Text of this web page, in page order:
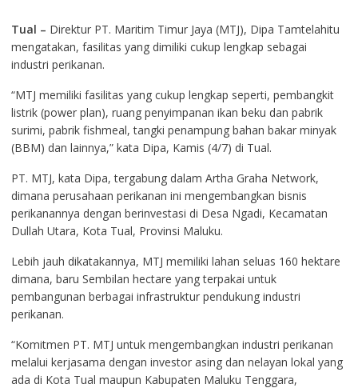
Tual – Direktur PT. Maritim Timur Jaya (MTJ), Dipa Tamtelahitu
mengatakan, fasilitas yang dimiliki cukup lengkap sebagai
industri perikanan.
“MTJ memiliki fasilitas yang cukup lengkap seperti, pembangkit
listrik (power plan), ruang penyimpanan ikan beku dan pabrik
surimi, pabrik fishmeal, tangki penampung bahan bakar minyak
(BBM) dan lainnya,” kata Dipa, Kamis (4/7) di Tual.
PT. MTJ, kata Dipa, tergabung dalam Artha Graha Network,
dimana perusahaan perikanan ini mengembangkan bisnis
perikanannya dengan berinvestasi di Desa Ngadi, Kecamatan
Dullah Utara, Kota Tual, Provinsi Maluku.
Lebih jauh dikatakannya, MTJ memiliki lahan seluas 160 hektare
dimana, baru Sembilan hectare yang terpakai untuk
pembangunan berbagai infrastruktur pendukung industri
perikanan.
“Komitmen PT. MTJ untuk mengembangkan industri perikanan
melalui kerjasama dengan investor asing dan nelayan lokal yang
ada di Kota Tual maupun Kabupaten Maluku Tenggara,